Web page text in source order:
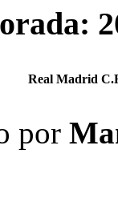
Real Madrid
por